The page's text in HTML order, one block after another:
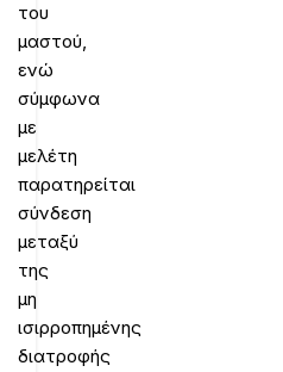
του
μαστού,
ενώ
σύμφωνα
με
μελέτη
παρατηρείται
σύνδεση
μεταξύ
της
μη
ισιρροπημένης
διατροφής